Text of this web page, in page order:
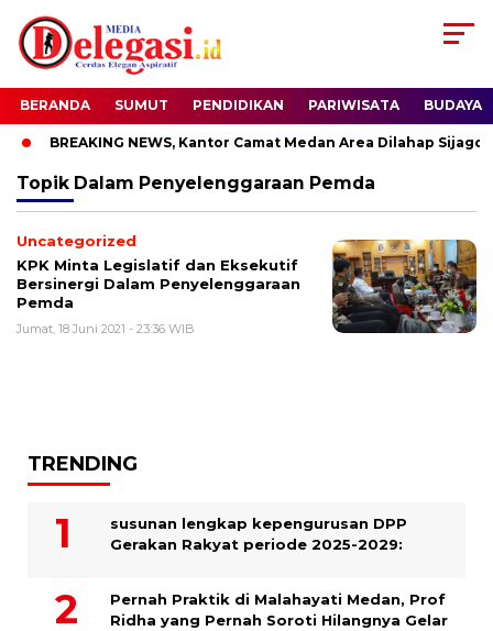
BERANDA SUMUT PENDIDIKAN PARIWISATA BUDAYA
BREAKING NEWS, Kantor Camat Medan Area Dilahap Sijago
Topik Dalam Penyelenggaraan Pemda
Uncategorized
KPK Minta Legislatif dan Eksekutif
Bersinergi Dalam Penyelenggaraan
Pemda
Jumat, 18 Juni 2021 - 23:36 WIB
TRENDING
susunan lengkap kepengurusan DPP
Gerakan Rakyat periode 2025-2029:
Pernah Praktik di Malahayati Medan, Prof
Ridha yang Pernah Soroti Hilangnya Gelar